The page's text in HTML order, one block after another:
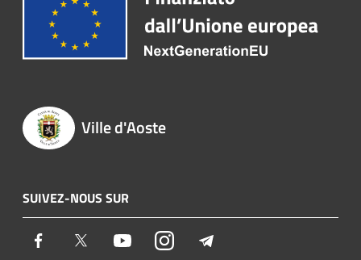
Ville d'Aoste
SUIVEZ-NOUS SUR
Facebook Twitter YoutubeInstagram